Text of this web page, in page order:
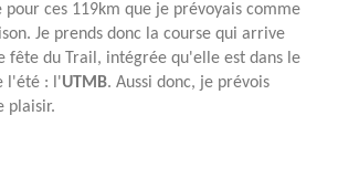
ces 119km que je prévoyais comme
Je prends donc la course qui arrive
fête du Trail, intégrée qu'elle est dans le
l'été : l'UTMB. Aussi donc, je prévois
plaisir.